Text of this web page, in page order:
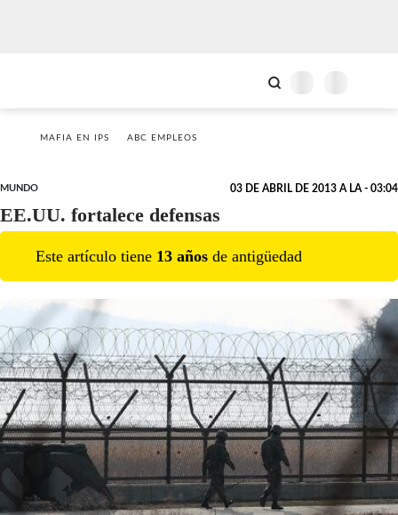
MAFIA EN IPS ABC EMPLEOS
MUNDO 03 DE ABRIL DE 2013 A LA - 03:04
EE.UU. fortalece defensas
Este artículo tiene 13 años de antigüedad